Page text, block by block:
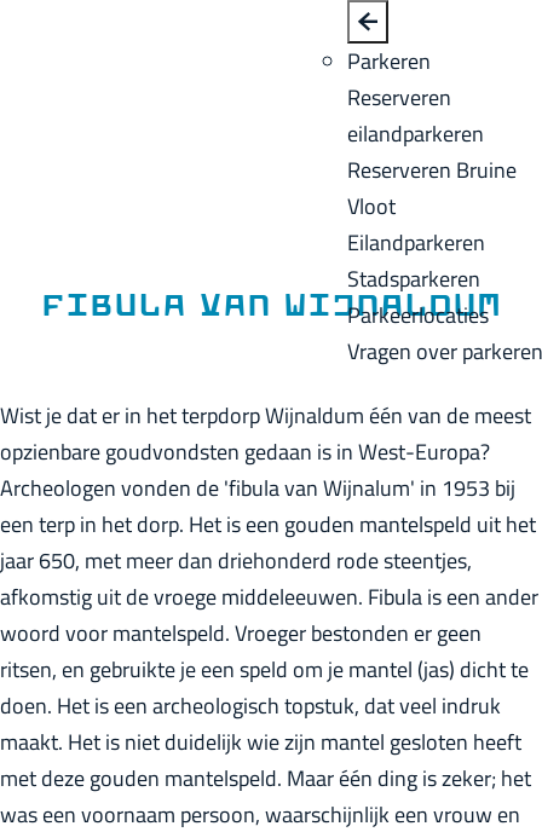
t
l
:
N
e
d
e
r
a
n
d
s
B
a
c
k
Parkeren
Reserveren
eilandparkeren
Reserveren Bruine
Vloot
Eilandparkeren
Stadsparkeren
Parkeerlocaties
Vragen over parkeren
Fibula van Wijnaldum
Wist je dat er in het terpdorp Wijnaldum één van de meest
opzienbare goudvondsten gedaan is in West-Europa?
Archeologen vonden de 'fibula van Wijnalum' in 1953 bij
een terp in het dorp. Het is een gouden mantelspeld uit het
jaar 650, met meer dan driehonderd rode steentjes,
afkomstig uit de vroege middeleeuwen. Fibula is een ander
woord voor mantelspeld. Vroeger bestonden er geen
ritsen, en gebruikte je een speld om je mantel (jas) dicht te
doen. Het is een archeologisch topstuk, dat veel indruk
maakt. Het is niet duidelijk wie zijn mantel gesloten heeft
met deze gouden mantelspeld. Maar één ding is zeker; het
was een voornaam persoon, waarschijnlijk een vrouw en